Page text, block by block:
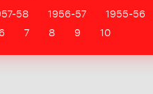
58 1956-57 1955-56
6 7 8 9 10